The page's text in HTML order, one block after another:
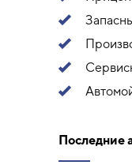
Последние